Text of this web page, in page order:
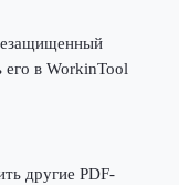
в WorkinTool
другие PDF-